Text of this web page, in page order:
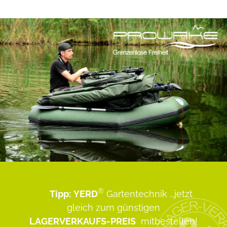
Tipp: YERD® Gartentechnik ...jetzt
gleich zum günstigen
LAGERVERKAUFS-PREIS mitbestellen!